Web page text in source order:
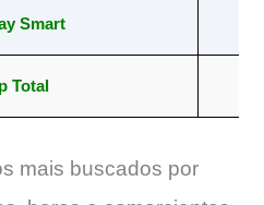
Smart
Total
mais buscados por